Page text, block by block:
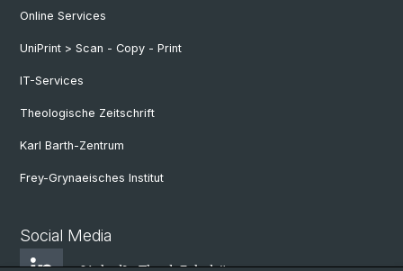
Online Services
UniPrint > Scan - Copy - Print
IT-Services
Theologische Zeitschrift
Karl Barth-Zentrum
Frey-Grynaeisches Institut
Social Media